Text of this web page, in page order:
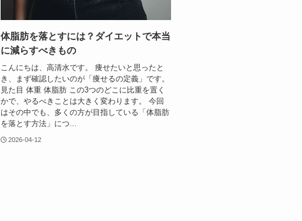
体脂肪を落とすには？ダイエットで本当
に減らすべきもの
こんにちは、高清水です。 痩せたいと思ったと
き、まず確認したいのが「痩せるの定義」です。
見た目 体重 体脂肪 この3つのどこに比重を置く
かで、やるべきことは大きく変わります。 今回
はその中でも、多くの方が目指している「体脂肪
を落とす方法」につ...
2026-04-12